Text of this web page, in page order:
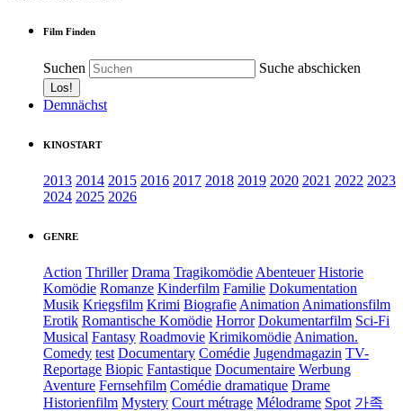
Film Finden
Suchen Suche abschicken
Demnächst
KINOSTART
2013 2014 2015 2016 2017 2018 2019 2020 2021 2022 2023
2024 2025 2026
GENRE
Action Thriller Drama Tragikomödie Abenteuer Historie
Komödie Romanze Kinderfilm Familie Dokumentation
Musik Kriegsfilm Krimi Biografie Animation Animationsfilm
Erotik Romantische Komödie Horror Dokumentarfilm Sci-Fi
Musical Fantasy Roadmovie Krimikomödie Animation.
Comedy test Documentary Comédie Jugendmagazin TV-
Reportage Biopic Fantastique Documentaire Werbung
Aventure Fernsehfilm Comédie dramatique Drame
Historienfilm Mystery Court métrage Mélodrame Spot 가족